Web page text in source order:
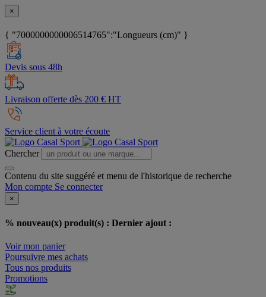
×
{ "7000000000006514765":"Longueurs (cm)" }
Devis sous 48h
Livraison offerte dès 200 € HT
Service client à votre écoute
Chercher
Contenu du site suggéré et menu de l'historique de recherche
Mon compte Se connecter
×
% nouveau(x) produit(s) : Dernier ajout :
Voir mon panier
Poursuivre mes achats
Tous nos produits
Promotions